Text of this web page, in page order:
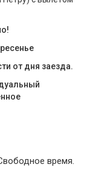
от дня заезда.
время.